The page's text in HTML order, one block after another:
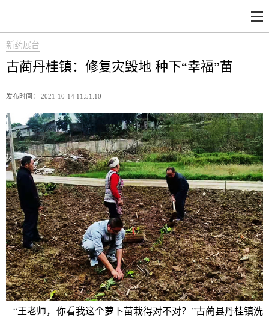
新药展台
古蔺丹桂镇：修复灾毁地 种下“幸福”苗
发布时间： 2021-10-14 11:51:10
“王老师，你看我这个萝卜苗栽得对不对？”古蔺县丹桂镇洗